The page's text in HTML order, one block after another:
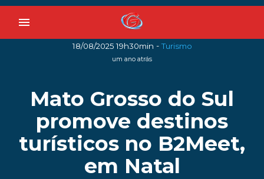
menu
18/08/2025 19h30min -Turismo
um ano atrás
Mato Grosso do Sul
promove destinos
turísticos no B2Meet,
em Natal